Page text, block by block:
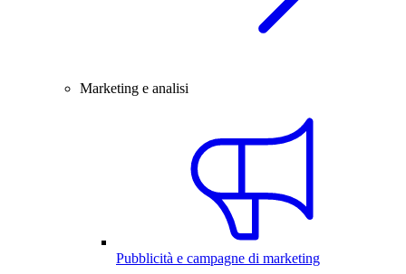
Marketing e analisi
Pubblicità e campagne di marketing